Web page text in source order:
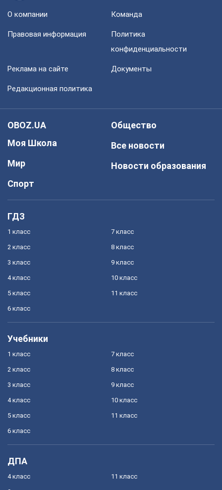
О компании Команда
Правовая информация
Политика
конфиденциальности
Реклама на сайте Документы
Редакционная политика
OBOZ.UA
Моя Школа
Мир
Спорт
Общество
Все новости
Новости образования
ГДЗ
1 класс
2 класс
3 класс
4 класс
5 класс
6 класс
7 класс
8 класс
9 класс
10 класс
11 класс
Учебники
1 класс
2 класс
3 класс
4 класс
5 класс
6 класс
7 класс
8 класс
9 класс
10 класс
11 класс
ДПА
4 класс 11 класс